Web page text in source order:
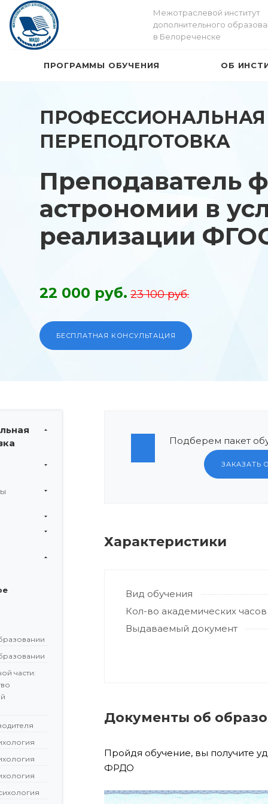
Межотраслевой институт
дополнительного
в Белореченске
ПРОГРАММЫ ОБУЧЕНИЯ ОБ
ПРОФЕССИОНАЛЬНАЯ
ПЕРЕПОДГОТОВКА
Преподаватель
астрономии в
реализации
22 000 руб. 23 100 руб.
БЕСПЛАТНАЯ КОНСУЛЬТАЦИЯ
части:
Подберем пакет
ЗАКАЗАТЬ
Характеристики
Вид обучения
Кол-во академических часов
Выдаваемый документ
Документы об
Пройдя обучение, вы получите
ФРДО